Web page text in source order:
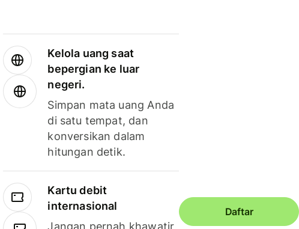
Kelola uang saat
bepergian ke luar
negeri.
Simpan mata uang Anda
di satu tempat, dan
konversikan dalam
hitungan detik.
Kartu debit
internasional
Jangan pernah khawatir
Daftar